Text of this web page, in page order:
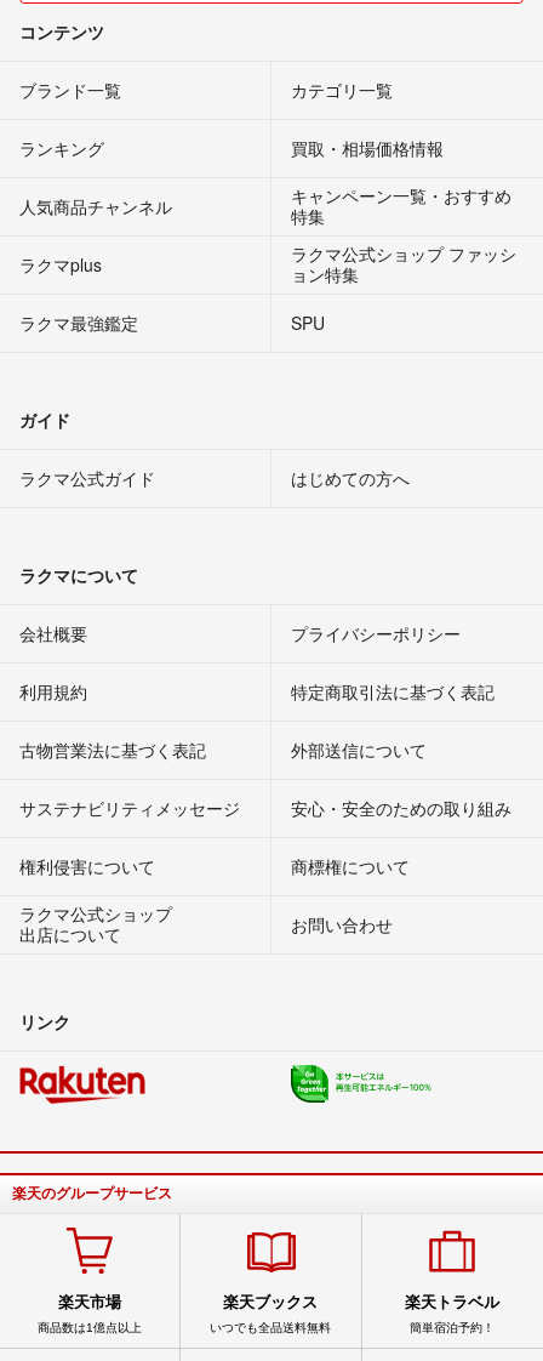
コンテンツ
ブランド一覧 カテゴリ一覧
ランキング 買取・相場価格情報
人気商品チャンネル
キャンペーン一覧・おすすめ
特集
ラクマplus
ラクマ公式ショップ ファッシ
ョン特集
ラクマ最強鑑定
SPU
ガイド
ラクマ公式ガイド はじめての方へ
ラクマについて
会社概要 プライバシーポリシー
利用規約 特定商取引法に基づく表記
古物営業法に基づく表記 外部送信について
サステナビリティメッセージ 安心・安全のための取り組み
権利侵害について
商標権について
ラクマ公式ショップ
出店について
お問い合わせ
リンク
楽天のグループサービス
楽天市場
商品数は1億点以上
楽天ブックス
いつでも全品送料無料
楽天トラベル
簡単宿泊予約！